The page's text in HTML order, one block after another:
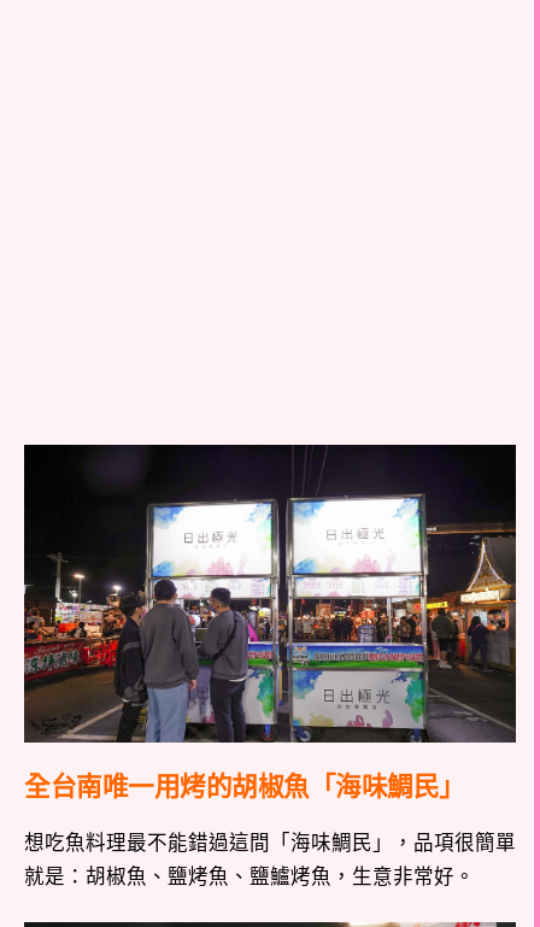
全台南唯一用烤的胡椒魚「海味鯛民」
想吃魚料理最不能錯過這間「海味鯛民」，品項很簡單
就是：胡椒魚、鹽烤魚、鹽鱸烤魚，生意非常好。